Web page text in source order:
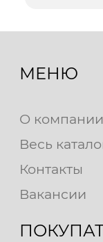
МЕНЮ
О компании
Весь
Контакты
Вакансии